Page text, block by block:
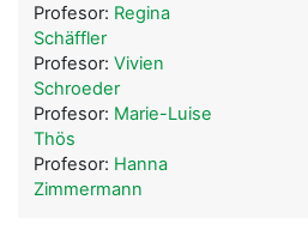
Profesor: Regina
Schäffler
Profesor: Vivien
Schroeder
Profesor: Marie-Luise
Thös
Profesor: Hanna
Zimmermann